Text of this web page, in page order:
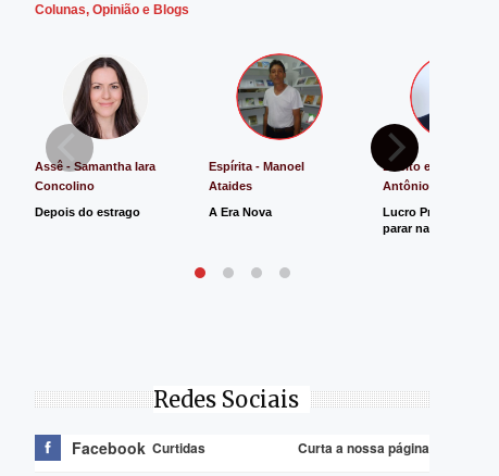
Colunas, Opinião e Blogs
Assê - Samantha Iara
Concolino
Depois do estrago
Espírita - Manoel
Ataides
A Era Nova
Direito e Justiça -
Antônio de Souza
Lucro Presumido
parar na Justiça
Redes Sociais
Facebook Curtidas Curta a nossa página